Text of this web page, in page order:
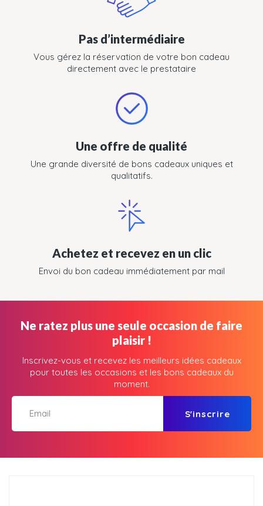
Pas d’intermédiaire
Vous gérez la réservation de votre bon cadeau
directement avec le prestataire
Une offre de qualité
Une grande diversité de bons cadeaux uniques et
qualitatifs.
Achetez et recevez en un clic
Envoi du bon cadeau immédiatement par mail
Ne ratez plus une seule occasion de faire
plaisir !
Inscrivez-vous et recevez les meilleurs idées cadeaux
pour toutes les occasions et les bons cadeaux du
moment.
S'inscrire